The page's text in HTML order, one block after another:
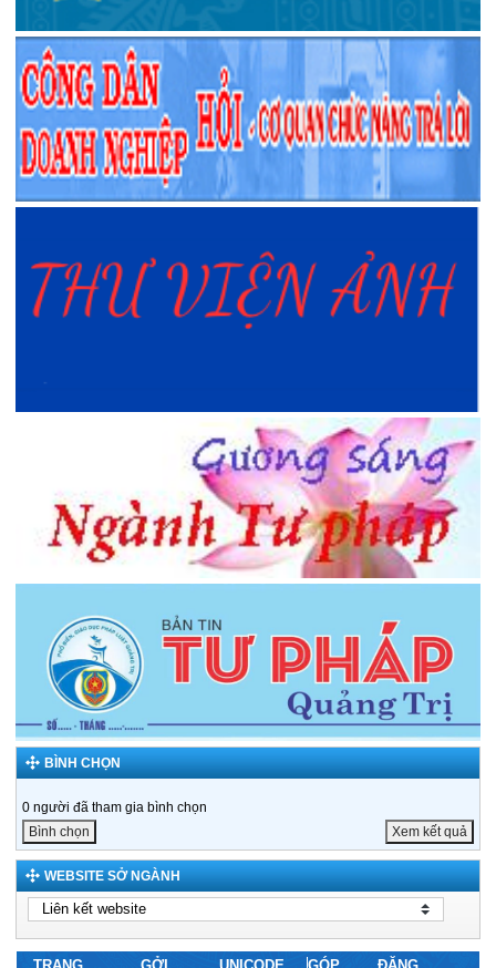
BÌNH CHỌN
0 người đã tham gia bình chọn
Bình chọn
Xem kết quả
WEBSITE SỞ NGÀNH